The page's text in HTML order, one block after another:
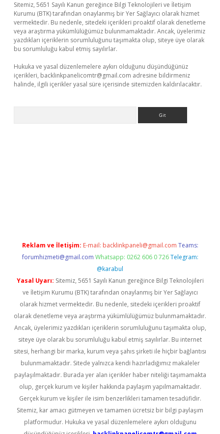
Sitemiz, 5651 Sayılı Kanun gereğince Bilgi Teknolojileri ve İletişim
Kurumu (BTK) tarafından onaylanmış bir Yer Sağlayıcı olarak hizmet
vermektedir. Bu nedenle, sitedeki içerikleri proaktif olarak denetleme
veya araştırma yükümlülüğümüz bulunmamaktadır. Ancak, üyelerimiz
yazdıkları içeriklerin sorumluluğunu taşımakta olup, siteye üye olarak
bu sorumluluğu kabul etmiş sayılırlar.
Hukuka ve yasal düzenlemelere aykırı olduğunu düşündüğünüz
içerikleri, backlinkpanelicomtr@gmail.com adresine bildirmeniz
halinde, ilgili içerikler yasal süre içerisinde sitemizden kaldırılacaktır.
Reklam ve İletişim: E-mail: backlinkpaneli@gmail.com Teams:
forumhizmeti@gmail.com Whatsapp: 0262 606 0 726 Telegram:
@karabul
Yasal Uyarı: Sitemiz, 5651 Sayılı Kanun gereğince Bilgi Teknolojileri
ve İletişim Kurumu (BTK) tarafından onaylanmış bir Yer Sağlayıcı
olarak hizmet vermektedir. Bu nedenle, sitedeki içerikleri proaktif
olarak denetleme veya araştırma yükümlülüğümüz bulunmamaktadır.
Ancak, üyelerimiz yazdıkları içeriklerin sorumluluğunu taşımakta olup,
siteye üye olarak bu sorumluluğu kabul etmiş sayılırlar. Bu internet
sitesi, herhangi bir marka, kurum veya şahıs şirketi ile hiçbir bağlantısı
bulunmamaktadır. Sitede yalnızca kendi hazırladığımız makaleler
paylaşılmaktadır. Burada yer alan içerikler haber niteliği taşımamakta
olup, gerçek kurum ve kişiler hakkında paylaşım yapılmamaktadır.
Gerçek kurum ve kişiler ile isim benzerlikleri tamamen tesadüfidir.
Sitemiz, kar amacı gütmeyen ve tamamen ücretsiz bir bilgi paylaşım
platformudur. Hukuka ve yasal düzenlemelere aykırı olduğunu